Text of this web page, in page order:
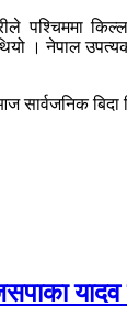
पश्चिममा
। नेपाल
सार्वजनिक बिदा